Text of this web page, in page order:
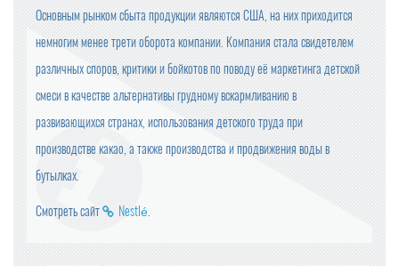
Основным рынком сбыта продукции являются США, на них приходится
немногим менее трети оборота компании. Компания стала свидетелем
различных споров, критики и бойкотов по поводу её маркетинга детской
смеси в качестве альтернативы грудному вскармливанию в
развивающихся странах, использования детского труда при
производстве какао, а также производства и продвижения воды в
бутылках.
Смотреть сайт Nestlé.